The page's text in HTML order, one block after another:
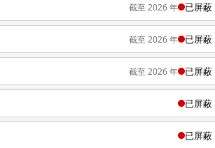
截至 2026 年 已屏蔽
截至 2026 年 已屏蔽
截至 2026 年 已屏蔽
已屏蔽
已屏蔽